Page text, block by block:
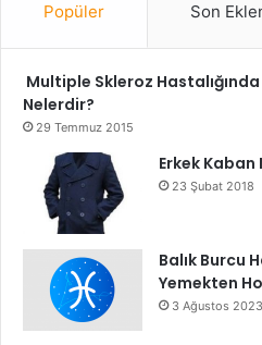
Popüler Son
Multiple Skleroz
Nelerdir?
29 Temmuz 2015
Erkek
23 Şubat 2018
Balık Burcu
Yemekten
3 Ağustos 2023